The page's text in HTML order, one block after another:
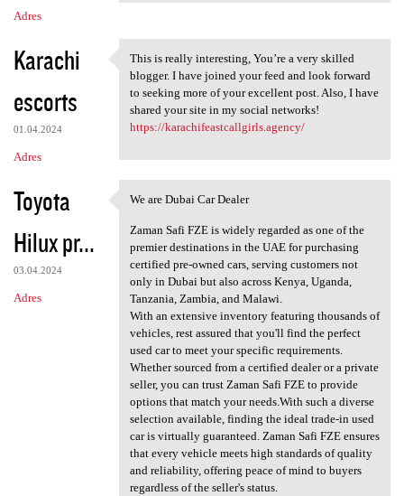
Adres
Karachi
escorts
01.04.2024
Adres
This is really interesting,
This is really interesting, You’re a very skilled
blogger. I have joined your feed and look forward
to seeking more of your excellent post. Also, I have
shared your site in my social networks!
https://karachifeastcallgirls.agency/
Toyota
Hilux pr...
03.04.2024
Adres
We are Dubai Car Dealer
We are Dubai Car Dealer
Zaman Safi FZE is widely regarded as one of the
premier destinations in the UAE for purchasing
certified pre-owned cars, serving customers not
only in Dubai but also across Kenya, Uganda,
Tanzania, Zambia, and Malawi.
With an extensive inventory featuring thousands of
vehicles, rest assured that you'll find the perfect
used car to meet your specific requirements.
Whether sourced from a certified dealer or a private
seller, you can trust Zaman Safi FZE to provide
options that match your needs.With such a diverse
selection available, finding the ideal trade-in used
car is virtually guaranteed. Zaman Safi FZE ensures
that every vehicle meets high standards of quality
and reliability, offering peace of mind to buyers
regardless of the seller's status.